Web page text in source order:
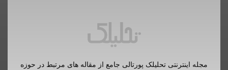
مجله اینترنتی تحلیلک پورتالی جامع از مقاله های مرتبط در حوزه